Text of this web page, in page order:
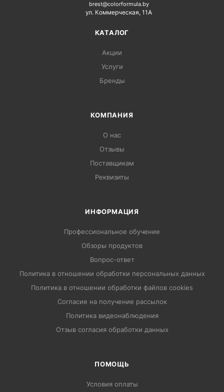
brest@colorformula.by
ул. Коммерческая, 11А
КАТАЛОГ
Акции
Услуги
Бренды
КОМПАНИЯ
О нас
Отзывы
Поставщикам
Реквизиты
ИНФОРМАЦИЯ
Профессиональное обучение
Обзоры продуктов
Вопрос-ответ
Политика в отношении обработки персональных данных
Политика в отношении обработки файлов cookies
Согласие на получение рассылок
Политика видеонаблюдения
Отзыв согласия обработки данных
ПОМОЩЬ
Условия оплаты